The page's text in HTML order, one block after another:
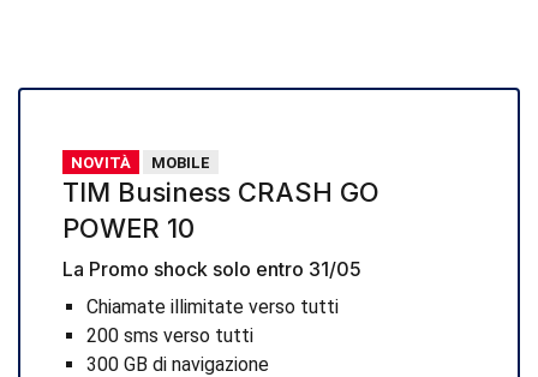
NOVITÀ MOBILE
TIM Business CRASH GO
POWER 10
La Promo shock solo entro 31/05
Chiamate illimitate verso tutti
200 sms verso tutti
300 GB di navigazione